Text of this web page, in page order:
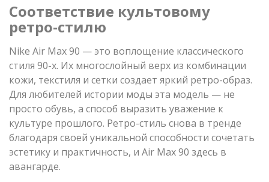
Соответствие культовому
ретро-стилю
Nike Air Max 90 — это воплощение классического
стиля 90-х. Их многослойный верх из комбинации
кожи, текстиля и сетки создает яркий ретро-образ.
Для любителей истории моды эта модель — не
просто обувь, а способ выразить уважение к
культуре прошлого. Ретро-стиль снова в тренде
благодаря своей уникальной способности сочетать
эстетику и практичность, и Air Max 90 здесь в
авангарде.